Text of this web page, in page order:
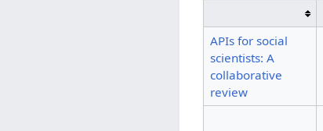
APIs for social
scientists: A
collaborative
review